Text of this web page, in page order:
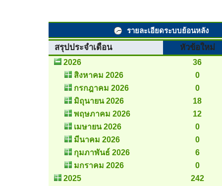
รายละเอียดระบบย้อนหลัง
สรุปประจำเดือน หัวข้อใหม่
2026
36
สิงหาคม 2026
0
กรกฎาคม 2026
0
มิถุนายน 2026
18
พฤษภาคม 2026
12
เมษายน 2026
0
มีนาคม 2026
0
กุมภาพันธ์ 2026
6
มกราคม 2026
0
2025
242